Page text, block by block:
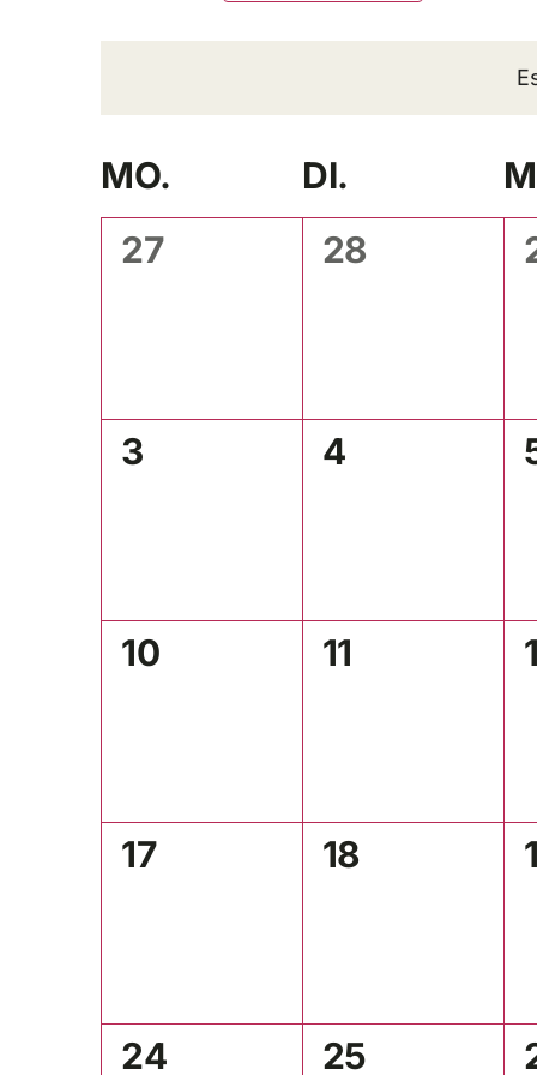
Navigation
Veranstaltungen
Kalender
von
Veranstaltungen
MO. DI.
0
27
0
28
0
3
0
4
0
10
0
11
0
17
0
18
0
24
0
25